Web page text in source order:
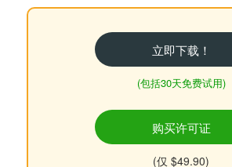
立即下载！
(包括30天免费试用)
购买许可证
(仅 $49.90)